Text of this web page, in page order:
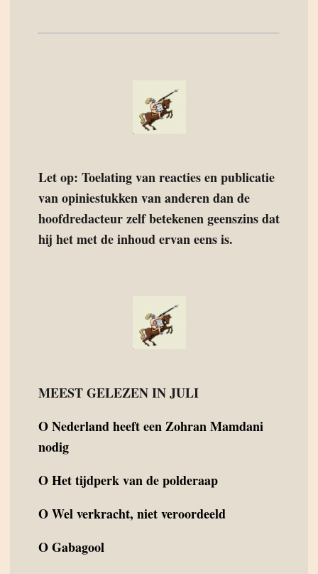
Let op: Toelating van reacties en publicatie
van opiniestukken van anderen dan de
hoofdredacteur zelf betekenen geenszins dat
hij het met de inhoud ervan eens is.
MEEST GELEZEN IN JULI
ONederland heeft een Zohran Mamdani
nodig
OHet tijdperk van de polderaap
OWel verkracht, niet veroordeeld
OGabagool